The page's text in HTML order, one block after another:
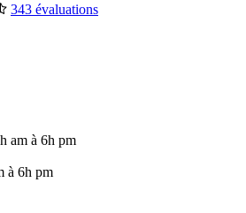
343 évaluations
am à 6h pm
à 6h pm